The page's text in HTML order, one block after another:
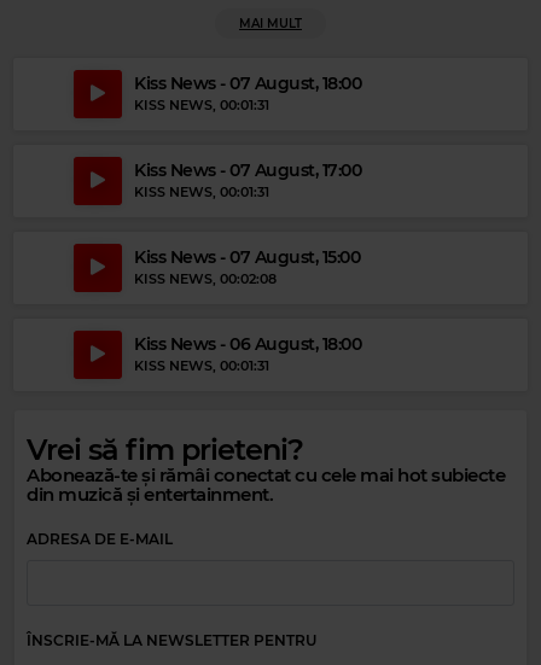
Magic Relax
LEXMORRIS, MICHELLE RAY, DEE DEE HALLIGAN, JUNIOR TORELLO,
DEEP MAGE, DEE DEE HALLIGAN, JUNIOR TORELLO
MAI MULT
Kiss News - 07 August, 18:00
KISS NEWS, 00:01:31
Kiss News - 07 August, 17:00
KISS NEWS, 00:01:31
Kiss News - 07 August, 15:00
KISS NEWS, 00:02:08
Kiss News - 06 August, 18:00
KISS NEWS, 00:01:31
Vrei să fim prieteni?
Abonează-te și rămâi conectat cu cele mai hot subiecte
din muzică și entertainment.
ADRESA DE E-MAIL
ÎNSCRIE-MĂ LA NEWSLETTER PENTRU